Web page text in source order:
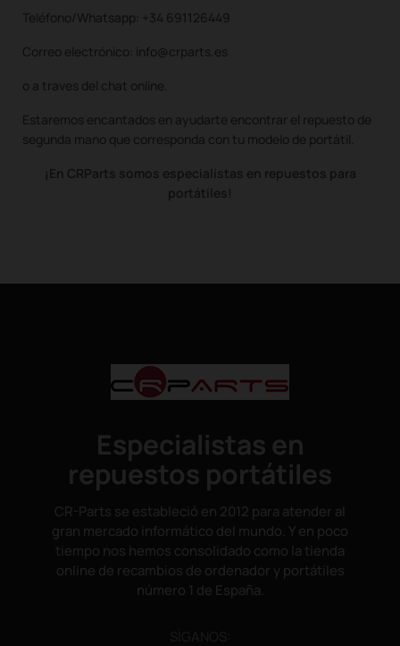
Teléfono/Whatsapp: +34 691126449
Correo electrónico: info@crparts.es
o a traves del chat online.
Estaremos encantados en ayudarte encontrar el repuesto de
segunda mano que corresponda con tu modelo de portátil.
¡En CRParts somos especialistas en repuestos para
portátiles!
Especialistas en
repuestos portátiles
CR-Parts se estableció en 2012 para atender al
gran mercado informático del mundo. Y en poco
tiempo nos hemos consolidado como la tienda
online de recambios de ordenador y portátiles
número 1 de España.